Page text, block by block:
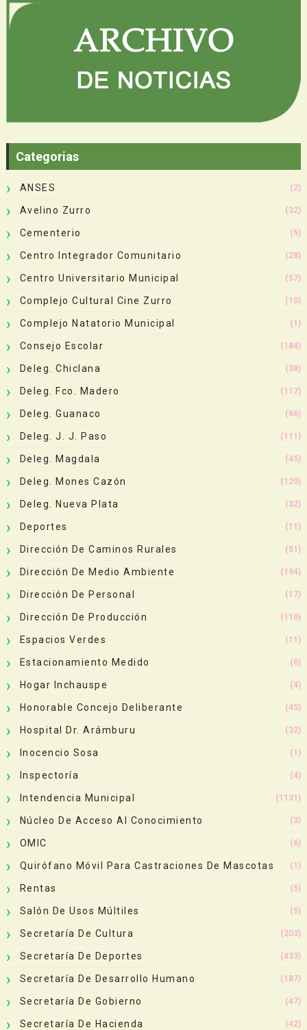
Categorias
ANSES (2)
Avelino Zurro (32)
Cementerio (5)
Centro Integrador Comunitario (28)
Centro Universitario Municipal (57)
Complejo Cultural Cine Zurro (10)
Complejo Natatorio Municipal (1)
Consejo Escolar (184)
Deleg. Chiclana (38)
Deleg. Fco. Madero (117)
Deleg. Guanaco (66)
Deleg. J. J. Paso (111)
Deleg. Magdala (45)
Deleg. Mones Cazón (120)
Deleg. Nueva Plata (32)
Deportes (11)
Dirección De Caminos Rurales (51)
Dirección De Medio Ambiente (194)
Dirección De Personal (17)
Dirección De Producción (110)
Espacios Verdes (11)
Estacionamiento Medido (6)
Hogar Inchauspe (4)
Honorable Concejo Deliberante (45)
Hospital Dr. Arámburu (32)
Inocencio Sosa (1)
Inspectoría (4)
Intendencia Municipal (1131)
Núcleo De Acceso Al Conocimiento (3)
OMIC (6)
Quirófano Móvil Para Castraciones De Mascotas (1)
Rentas (5)
Salón De Usos Múltiles (5)
Secretaría De Cultura (203)
Secretaría De Deportes (433)
Secretaría De Desarrollo Humano (187)
Secretaría De Gobierno (47)
Secretaría De Hacienda (42)